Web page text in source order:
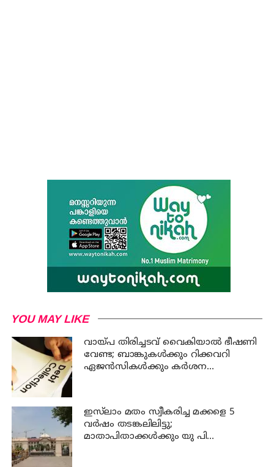
YOU MAY LIKE
വായ്പ തിരിച്ചടവ് വൈകിയാൽ ഭീഷണി
വേണ്ട; ബാങ്കുകൾക്കും റിക്കവറി
ഏജൻസികൾക്കും കർശന
ഇസ്‍ലാം മതം സ്വീകരിച്ച മക്കളെ 5
വർഷം തടങ്കലിലിട്ടു;
മാതാപിതാക്കൾക്കും യു പി